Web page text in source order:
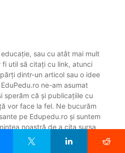
sau cu atât mai mult
util să citați cu link, atunci
dintr-un articol sau o idee
ne-am asumat
sperăm că și publicațiile cu
vor face la fel. Ne bucurăm
pe Edupedu.ro și suntem
noastră de a cita sursa
de respect și